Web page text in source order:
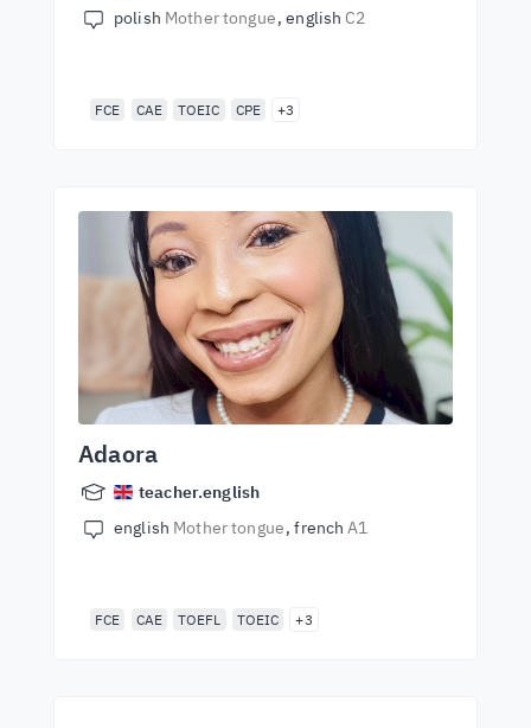
polish Mother tongue english C2
FCE CAE TOEIC CPE +3
Adaora
teacher.english
english Mother tongue frenchA1
FCE CAE TOEFL TOEIC +3